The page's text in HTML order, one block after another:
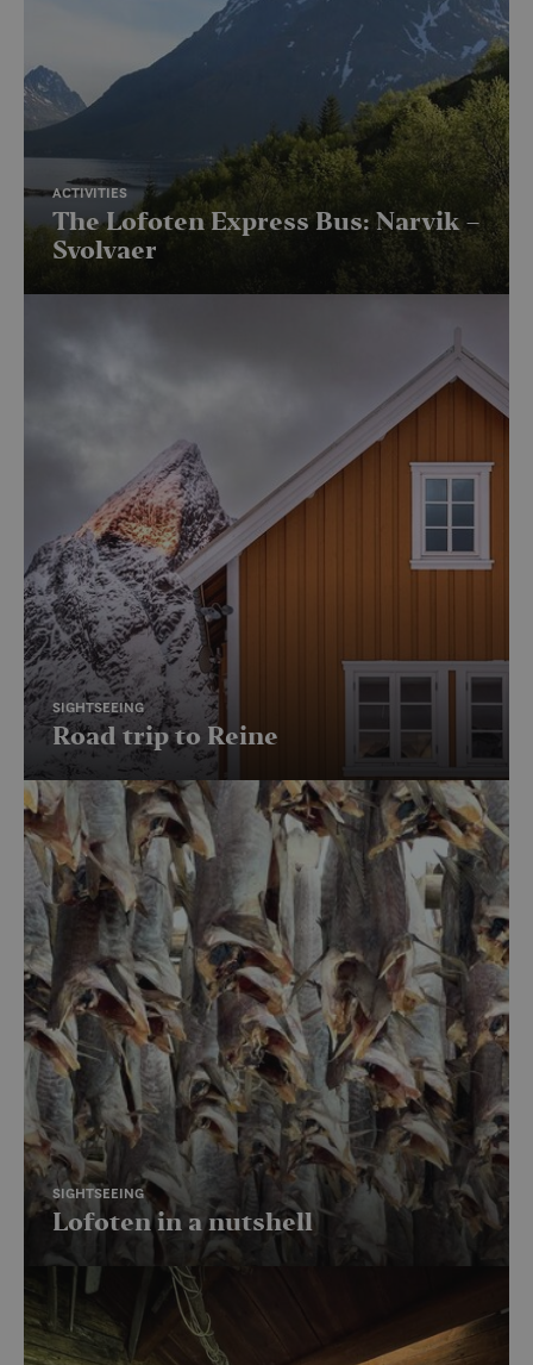
ACTIVITIES
The Lofoten Express Bus: Narvik –
Svolvaer
SIGHTSEEING
Road trip to Reine
SIGHTSEEING
Lofoten in a nutshell